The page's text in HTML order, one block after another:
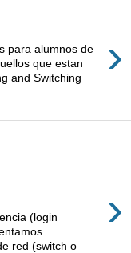
›
para alumnos de
que estan
and Switching
›
(login
red (switch o